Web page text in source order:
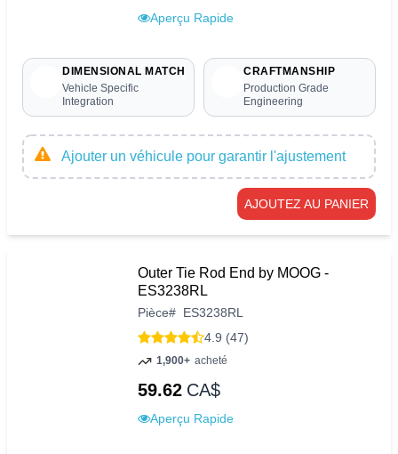
Aperçu Rapide
DIMENSIONAL MATCH
Vehicle Specific
Integration
CRAFTMANSHIP
Production Grade
Engineering
Ajouter un véhicule pour garantir l'ajustement
AJOUTEZ AU PANIER
Outer Tie Rod End by MOOG -
ES3238RL
Pièce# ES3238RL
4.9 (47)
1,900+ acheté
59.62 CA$
Aperçu Rapide